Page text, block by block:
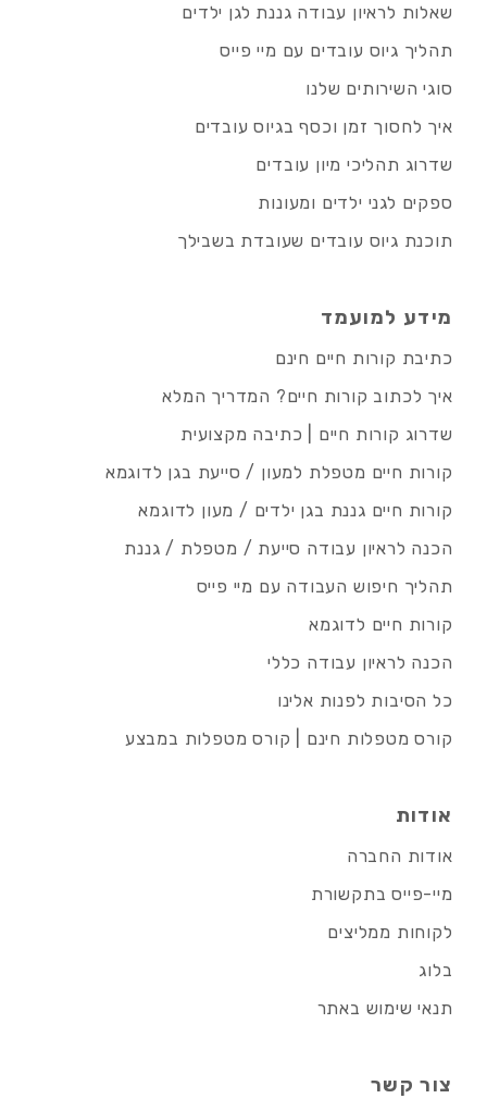
שאלות לראיון עבודה גננת לגן ילדים
תהליך גיוס עובדים עם מיי פייס
סוגי השירותים שלנו
איך לחסוך זמן וכסף בגיוס עובדים
שדרוג תהליכי מיון עובדים
ספקים לגני ילדים ומעונות
תוכנת גיוס עובדים שעובדת בשבילך
מידע למועמד
כתיבת קורות חיים חינם
איך לכתוב קורות חיים? המדריך המלא
שדרוג קורות חיים | כתיבה מקצועית
קורות חיים מטפלת למעון / סייעת בגן לדוגמא
קורות חיים גננת בגן ילדים / מעון לדוגמא
הכנה לראיון עבודה סייעת / מטפלת / גננת
תהליך חיפוש העבודה עם מיי פייס
קורות חיים לדוגמא
הכנה לראיון עבודה כללי
כל הסיבות לפנות אלינו
קורס מטפלות חינם | קורס מטפלות במבצע
אודות
אודות החברה
מיי-פייס בתקשורת
לקוחות ממליצים
בלוג
תנאי שימוש באתר
צור קשר